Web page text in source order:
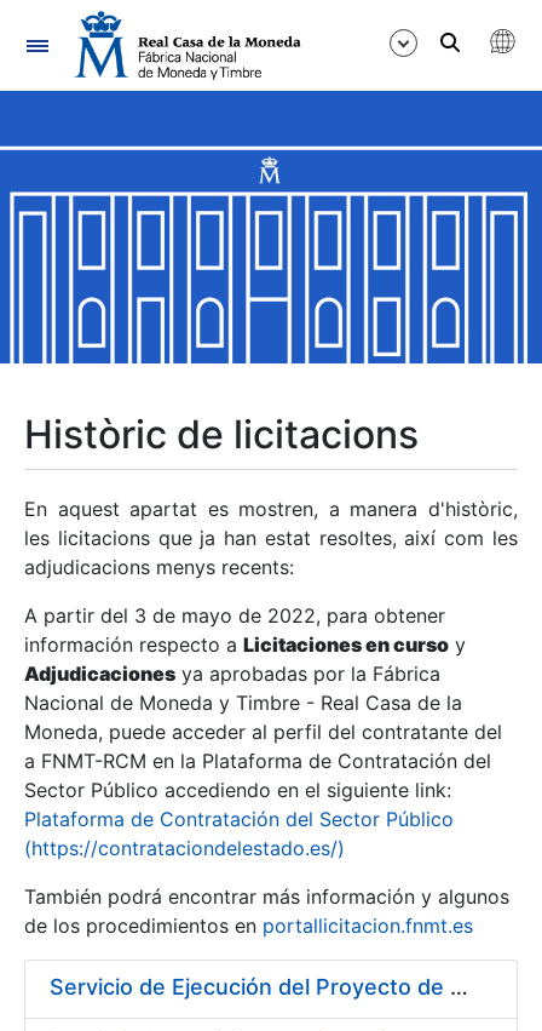
Navegació
Mostra/Amaga
Mostra/Amaga
Mostra/Amaga
Mostra/Amaga
Mostra/Amaga
Mostra/Amaga
Històric de licitacions
En aquest apartat es mostren, a manera d'històric,
les licitacions que ja han estat resoltes, així com les
adjudicacions menys recents:
A partir del 3 de mayo de 2022, para obtener
información respecto a Licitaciones en curso y
Adjudicaciones ya aprobadas por la Fábrica
Nacional de Moneda y Timbre - Real Casa de la
Moneda, puede acceder al perfil del contratante del
a FNMT-RCM en la Plataforma de Contratación del
Sector Público accediendo en el siguiente link:
Plataforma de Contratación del Sector Público
(https://contrataciondelestado.es/)
También podrá encontrar más información y algunos
de los procedimientos en portallicitacion.fnmt.es
Servicio de Ejecución del Proyecto de Diseño, Construcción, Montaje, Desmontaje y Transporte de Stands para las diferentes Ferias Nacionales e Internacionales a celebrar durante 2020